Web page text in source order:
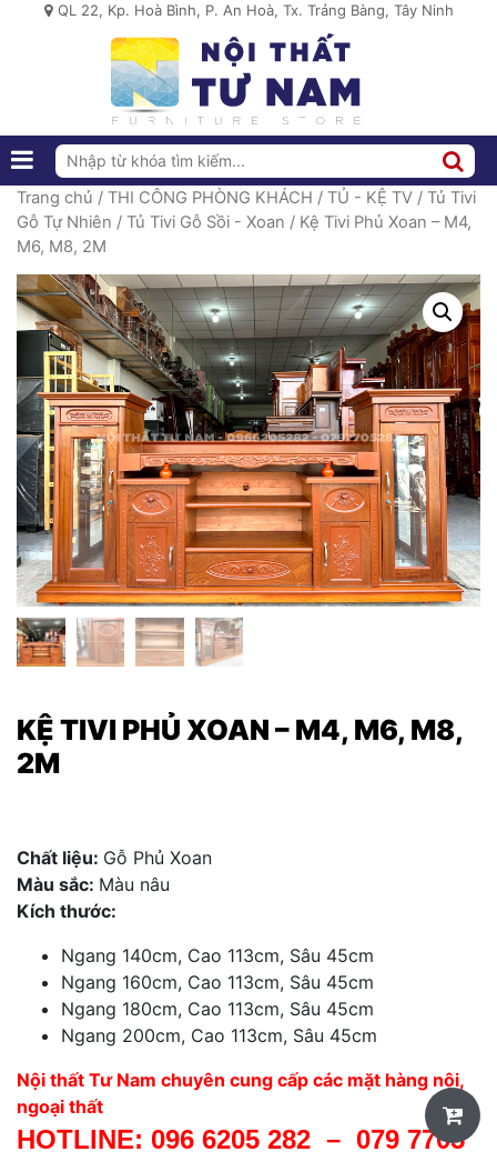
QL 22, Kp. Hoà Bình, P. An Hoà, Tx. Trảng Bàng, Tây Ninh
Trang chủ / THI CÔNG PHÒNG KHÁCH / TỦ - KỆ TV / Tủ Tivi
Gỗ Tự Nhiên / Tủ Tivi Gỗ Sồi - Xoan / Kệ Tivi Phủ Xoan – M4,
M6, M8, 2M
KỆ TIVI PHỦ XOAN – M4, M6, M8,
2M
Chất liệu: Gỗ Phủ Xoan
Màu sắc: Màu nâu
Kích thước:
Ngang 140cm, Cao 113cm, Sâu 45cm
Ngang 160cm, Cao 113cm, Sâu 45cm
Ngang 180cm, Cao 113cm, Sâu 45cm
Ngang 200cm, Cao 113cm, Sâu 45cm
Nội thất Tư Nam chuyên cung cấp các mặt hàng nội,
ngoại thất
HOTLINE: 096 6205 282 – 079 7705